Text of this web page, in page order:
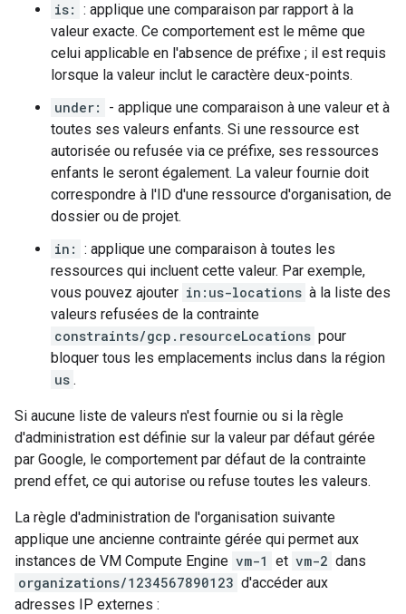
is: : applique une comparaison par rapport à la
valeur exacte. Ce comportement est le même que
celui applicable en l'absence de préfixe ; il est requis
lorsque la valeur inclut le caractère deux-points.
under:
- applique une comparaison à une valeur et à
toutes ses valeurs enfants. Si une ressource est
autorisée ou refusée via ce préfixe, ses ressources
enfants le seront également. La valeur fournie doit
correspondre à l'ID d'une ressource d'organisation, de
dossier ou de projet.
in: : applique une comparaison à toutes les
ressources qui incluent cette valeur. Par exemple,
vous pouvez ajouter in:us-locations à la liste des
valeurs refusées de la contrainte
constraints/gcp.resourceLocations pour
bloquer tous les emplacements inclus dans la région
us .
Si aucune liste de valeurs n'est fournie ou si la règle
d'administration est définie sur la valeur par défaut gérée
par Google, le comportement par défaut de la contrainte
prend effet, ce qui autorise ou refuse toutes les valeurs.
La règle d'administration de l'organisation suivante
applique une ancienne contrainte gérée qui permet aux
instances de VM Compute Engine vm-1 et vm-2 dans
organizations/1234567890123 d'accéder aux
adresses IP externes :